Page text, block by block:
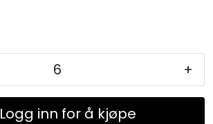
+
Logg inn for å kjøpe